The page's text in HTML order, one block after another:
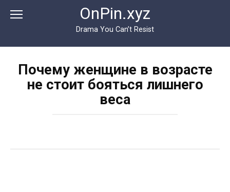
OnPin.xyz
Drama You Can’t Resist
Почему женщине в возрасте
не стоит бояться лишнего
веса